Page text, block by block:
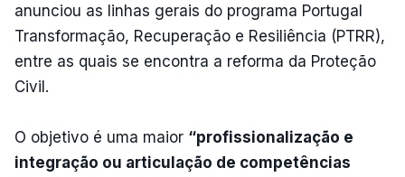
anunciou as linhas gerais do programa Portugal
Transformação, Recuperação e Resiliência (PTRR),
entre as quais se encontra a reforma da Proteção
Civil.
O objetivo é uma maior “profissionalização e
integração ou articulação de competências